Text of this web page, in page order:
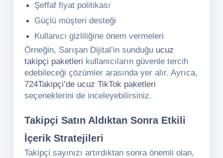
Şeffaf fiyat politikası
Güçlü müşteri desteği
Kullanıcı gizliliğine önem vermeleri
Örneğin, Sarışan Dijital’in sunduğu ucuz
takipçi paketleri kullanıcıların güvenle tercih
edebileceği çözümler arasında yer alır. Ayrıca,
724Takipçi’de ucuz TikTok paketleri
seçeneklerini de inceleyebilirsiniz.
Takipçi Satın Aldıktan Sonra Etkili
İçerik Stratejileri
Takipçi sayınızı artırdıktan sonra önemli olan,